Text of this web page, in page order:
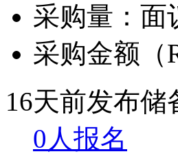
采购量： 面
采购金额（
16天前发布储
0人报名